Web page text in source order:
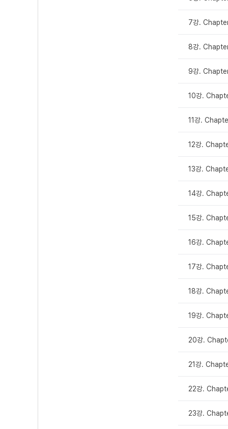
7강.
8강.
9강.
10강.
11강.
12강.
13강.
14강.
15강.
16강.
17강.
18강.
19강.
20강.
21강.
22강.
23강.